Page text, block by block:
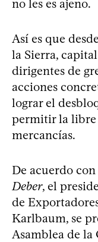
no les es ajeno.
Así es que
la Sierra,
dirigentes de
acciones
lograr el
permitir la libre
mercancías.
De acuerdo
Deber, el
de
Karlbaum, se
Asamblea de